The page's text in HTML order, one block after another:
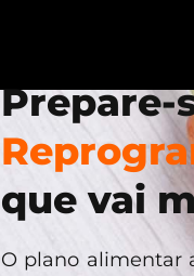
Prepare-
que vai
O plano alimentar